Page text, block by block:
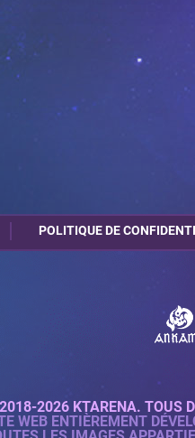
POLITIQUE DE
2026 KTARENA. TOUS
WEB ENTIÈREMENT